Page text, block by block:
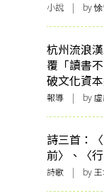
小說 | by 悇
杭州流浪
覆「讀書
破文化資
報導 | by 虛
詩三首：
前〉、〈行
詩歌 | by 王